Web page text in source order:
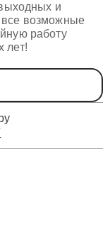
и
все возможные
работу
лет!